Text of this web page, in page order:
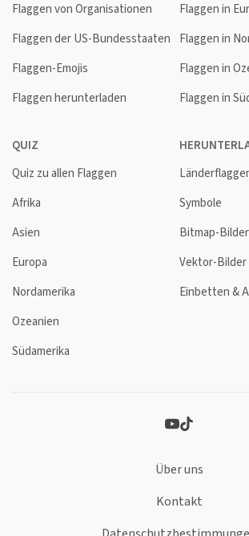
Flaggen von Organisationen
Flaggen der US-Bundesstaaten
Flaggen-Emojis
Flaggen herunterladen
Flaggen in
Flaggen in
Flaggen in
Flaggen in
QUIZ
Quiz zu allen Flaggen
Afrika
Asien
Europa
Nordamerika
Ozeanien
Südamerika
Symbole
Bitmap-Bilder
Vektor-Bilder
Einbetten &
Über uns
Kontakt